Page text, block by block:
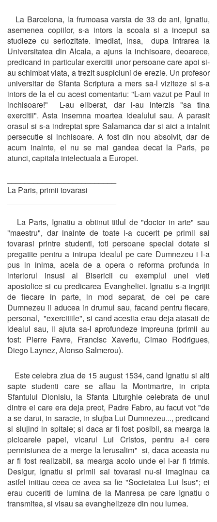
La Barcelona, la frumoasa varsta de 33 de ani, Ignatiu,
asemenea copiilor, s-a intors la scoala si a inceput sa
studieze cu seriozitate. Imediat, insa, dupa intrarea la
Universitatea din Alcala, a ajuns la inchisoare, deoarece,
predicand in particular exercitii unor persoane care apoi si-
au schimbat viata, a trezit suspiciuni de erezie. Un profesor
universitar de Sfanta Scriptura a mers sa-l viziteze si s-a
intors de la el cu acest comentariu: "L-am vazut pe Paul in
inchisoare!" L-au eliberat, dar i-au interzis "sa tina
exercitii". Asta insemna moartea idealului sau. A parasit
orasul si s-a indreptat spre Salamanca dar si aici a intalnit
persecutie si inchisoare. A fost din nou absolvit, dar de
acum inainte, el nu se mai gandea decat la Paris, pe
atunci, capitala intelectuala a Europei.
La Paris, primii tovarasi
La Paris, Ignatiu a obtinut titlul de "doctor in arte" sau
"maestru", dar inainte de toate i-a cucerit pe primii sai
tovarasi printre studenti, toti persoane special dotate si
pregatite pentru a intrupa idealul pe care Dumnezeu i l-a
pus in inima, acela de a opera o reforma profunda in
interiorul insusi al Bisericii cu exemplul unei vieti
apostolice si cu predicarea Evangheliei. Ignatiu s-a ingrijit
de fiecare in parte, in mod separat, de cei pe care
Dumnezeu ii aducea in drumul sau, facand pentru fiecare,
personal, "exercitiile", si cand acestia erau deja atasati de
idealul sau, ii ajuta sa-l aprofundeze impreuna (primii au
fost: Pierre Favre, Francisc Xaveriu, Cimao Rodrigues,
Diego Laynez, Alonso Salmerou).
Este celebra ziua de 15 august 1534, cand Ignatiu si alti
sapte studenti care se aflau la Montmartre, in cripta
Sfantului Dionisiu, la Sfanta Liturghie celebrata de unul
dintre ei care era deja preot, Padre Fabro, au facut vot "de
a se darui, in saracie, in slujba Lui Dumnezeu..., predicand
si slujind in spitale; si daca ar fi fost posibil, sa mearga la
picioarele papei, vicarul Lui Cristos, pentru a-i cere
permisiunea de a merge la Ierusalim" si, daca aceasta nu
ar fi fost realizabil, sa mearga acolo unde el i-ar fi trimis.
Desigur, Ignatiu si primii sai tovarasi nu-si imaginau ca
astfel initiau ceea ce avea sa fie "Societatea Lui Isus"; ei
erau cuceriti de lumina de la Manresa pe care Ignatiu o
transmitea, si visau sa evanghelizeze din nou lumea.